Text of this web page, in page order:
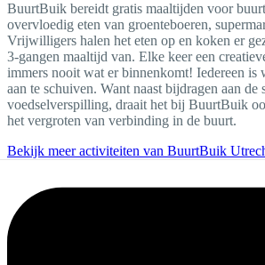
BuurtBuik bereidt gratis maaltijden voor
overvloedig eten van groenteboeren,
Vrijwilligers halen het eten op en koken er
3-gangen maaltijd van. Elke keer een
immers nooit wat er binnenkomt! Iedereen is
aan te schuiven. Want naast bijdragen aan de
voedselverspilling, draait het bij BuurtBuik
het vergroten van verbinding in de buurt.
Bekijk meer activiteiten van BuurtBuik